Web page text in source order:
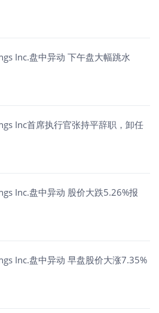
Inc.盘中异动 下午盘大幅跳水
Inc首席执行官张持平辞职，卸任
Inc.盘中异动 股价大跌5.26%报
Inc.盘中异动 早盘股价大涨7.35%